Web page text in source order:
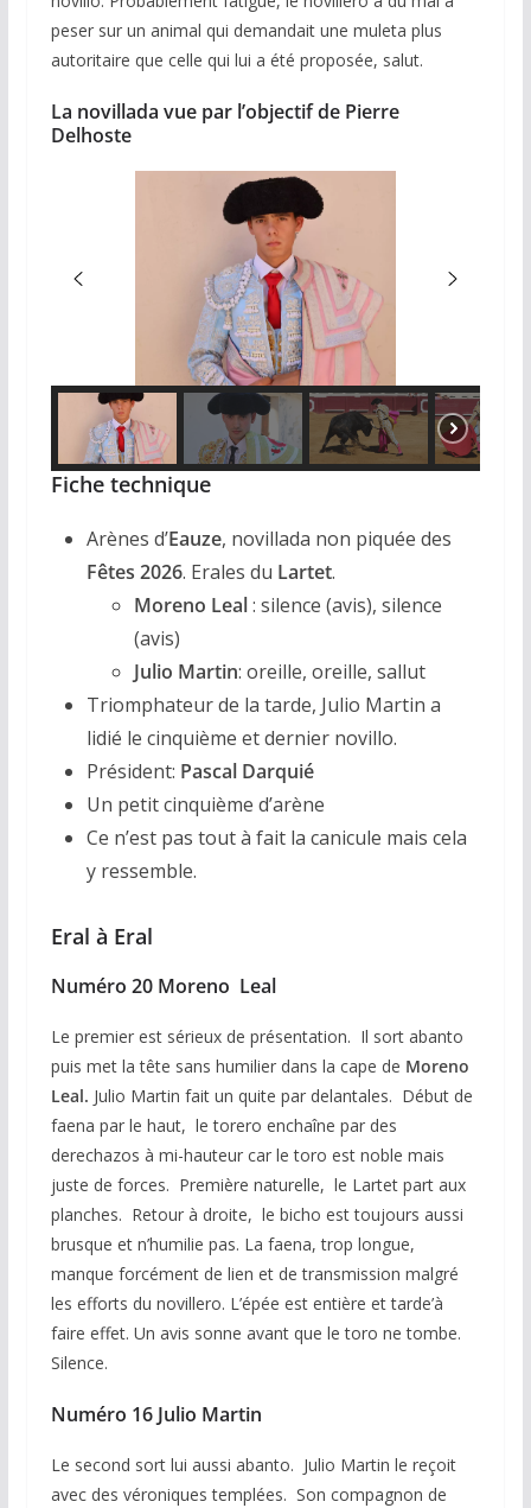
peser sur un animal qui demandait une muleta plus
autoritaire que celle qui lui a été proposée, salut.
La novillada vue par l’objectif de Pierre
Delhoste
Fiche technique
Arènes d’Eauze, novillada non piquée des
Fêtes 2026. Erales du Lartet.
Moreno Leal: silence (avis), silence
(avis)
Julio Martin: oreille, oreille, sallut
Triomphateur de la tarde, Julio Martin a
lidié le cinquième et dernier novillo.
Président: Pascal Darquié
Un petit cinquième d’arène
Ce n’est pas tout à fait la canicule mais cela
y ressemble.
Eral à Eral
Numéro 20 Moreno Leal
Le premier est sérieux de présentation. Il sort abanto
puis met la tête sans humilier dans la cape de Moreno
Leal. Julio Martin fait un quite par delantales. Début de
faena par le haut, le torero enchaîne par des
derechazos à mi-hauteur car le toro est noble mais
juste de forces. Première naturelle, le Lartet part aux
planches. Retour à droite, le bicho est toujours aussi
brusque et n’humilie pas. La faena, trop longue,
manque forcément de lien et de transmission malgré
les efforts du novillero. L’épée est entière et tarde’à
faire effet. Un avis sonne avant que le toro ne tombe.
Silence.
Numéro 16 Julio Martin
Le second sort lui aussi abanto. Julio Martin le reçoit
avec des véroniques templées. Son compagnon de